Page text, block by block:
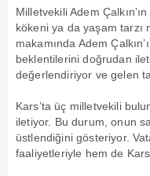
Milletvekili Adem
kökeni ya da yaşam tarzı
makamında Adem
beklentilerini doğrudan
değerlendiriyor ve gelen
Kars’ta üç milletvekili
iletiyor. Bu durum, onun
üstlendiğini gösteriyor.
faaliyetleriyle hem de